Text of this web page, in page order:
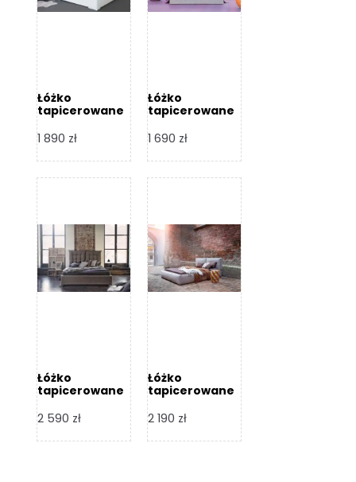
Łóżko
tapicerowane
Design
1 890 zł
Łóżko
tapicerowane
Design
1 690 zł
Łóżko
tapicerowane
Design
2 590 zł
Łóżko
tapicerowane
Design
2 190 zł